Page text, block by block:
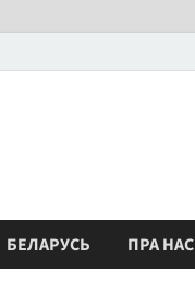
БЕЛАРУСЬ ПРА НАС